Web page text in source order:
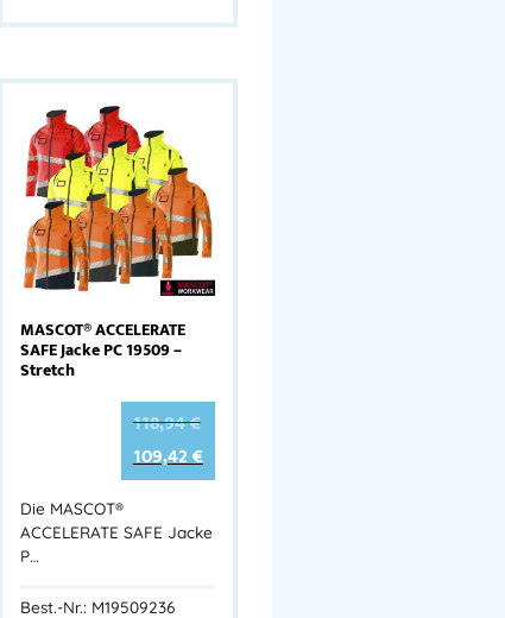
MASCOT® ACCELERATE
SAFE Jacke PC 19509 –
Stretch
118,94€
109,42€
Die MASCOT®
ACCELERATE SAFE Jacke
P…
Best.-Nr.: M19509236